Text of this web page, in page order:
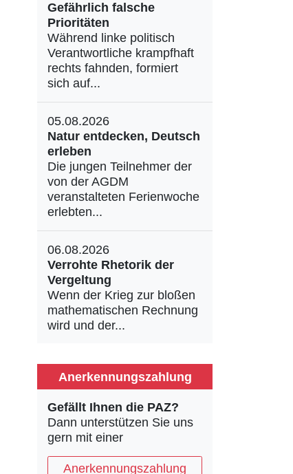
Gefährlich falsche
Prioritäten
Während linke politisch
Verantwortliche krampfhaft
rechts fahnden, formiert
sich auf...
05.08.2026
Natur entdecken, Deutsch
erleben
Die jungen Teilnehmer der
von der AGDM
veranstalteten Ferienwoche
erlebten...
06.08.2026
Verrohte Rhetorik der
Vergeltung
Wenn der Krieg zur bloßen
mathematischen Rechnung
wird und der...
Anerkennungszahlung
Gefällt Ihnen die PAZ?
Dann unterstützen Sie uns
gern mit einer
Anerkennungszahlung